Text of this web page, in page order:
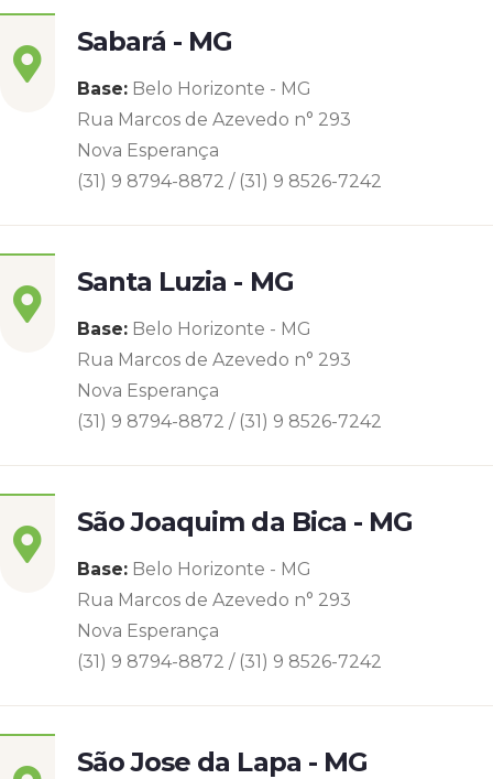
Sabará - MG
Base: Belo Horizonte - MG
Rua Marcos de Azevedo n° 293
Nova Esperança
(31) 9 8794-8872 / (31) 9 8526-7242
Santa Luzia - MG
Base: Belo Horizonte - MG
Rua Marcos de Azevedo n° 293
Nova Esperança
(31) 9 8794-8872 / (31) 9 8526-7242
São Joaquim da Bica - MG
Base: Belo Horizonte - MG
Rua Marcos de Azevedo n° 293
Nova Esperança
(31) 9 8794-8872 / (31) 9 8526-7242
São Jose da Lapa - MG